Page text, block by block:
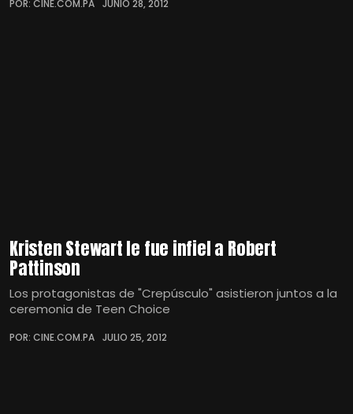
POR: CINE.COM.PA JUNIO 28, 2012
Kristen Stewart le fue infiel a Robert
Pattinson
Los protagonistas de "Crepúsculo" asistieron juntos a la
ceremonia de Teen Choice
POR: CINE.COM.PA JULIO 25, 2012